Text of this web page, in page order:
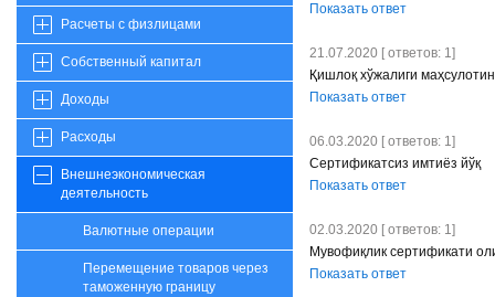
Расчеты с физлицами
Собственный капитал
Доходы
Расходы
Внешнеэкономическая
деятельность
Валютные операции
Перемещение товаров через
таможенную границу
Показать ответ
21.07.2020 [ ответов: 1]
Қишлоқ хўжалиги
Показать ответ
06.03.2020 [ ответов: 1]
Сертификатсиз имтиёз йўқ
Показать ответ
02.03.2020 [ ответов: 1]
Мувофиқлик сертификати
Показать ответ